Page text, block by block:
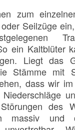
zum
Seilzüge
ein Kaltblüter
Liegt das
Stämme mit
dass wir
des
massiv und